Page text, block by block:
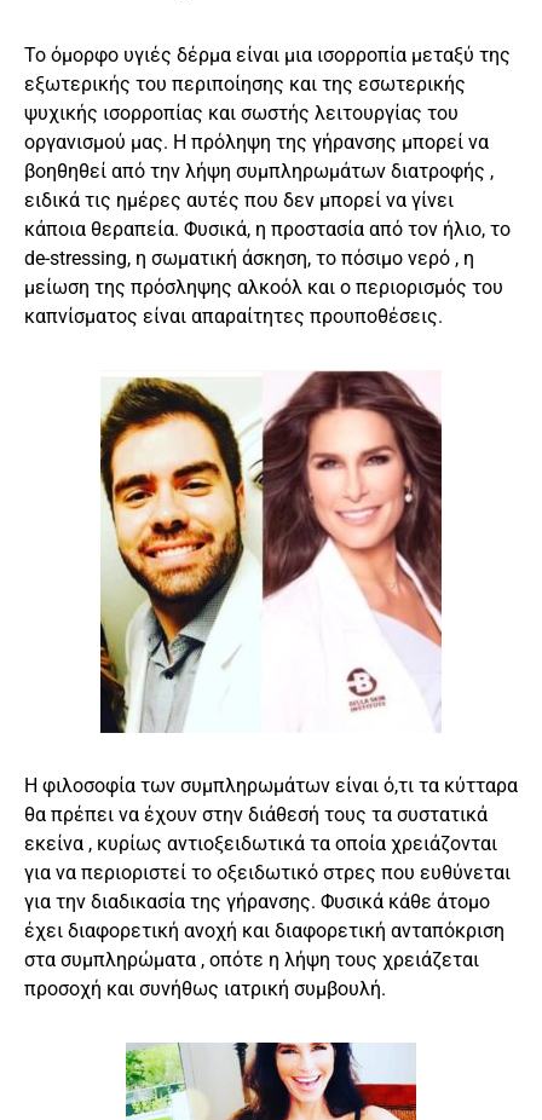
Το όμορφο υγιές δέρμα είναι μια ισορροπία μεταξύ της
εξωτερικής του περιποίησης και της εσωτερικής
ψυχικής ισορροπίας και σωστής λειτουργίας του
οργανισμού μας. Η πρόληψη της γήρανσης μπορεί να
βοηθηθεί από την λήψη συμπληρωμάτων διατροφής ,
ειδικά τις ημέρες αυτές που δεν μπορεί να γίνει
κάποια θεραπεία. Φυσικά, η προστασία από τον ήλιο, το
de-stressing, η σωματική άσκηση, το πόσιμο νερό , η
μείωση της πρόσληψης αλκοόλ και ο περιορισμός του
καπνίσματος είναι απαραίτητες προυποθέσεις.
Η φιλοσοφία των συμπληρωμάτων είναι ό,τι τα κύτταρα
θα πρέπει να έχουν στην διάθεσή τους τα συστατικά
εκείνα , κυρίως αντιοξειδωτικά τα οποία χρειάζονται
για να περιοριστεί το οξειδωτικό στρες που ευθύνεται
για την διαδικασία της γήρανσης. Φυσικά κάθε άτομο
έχει διαφορετική ανοχή και διαφορετική ανταπόκριση
στα συμπληρώματα , οπότε η λήψη τους χρειάζεται
προσοχή και συνήθως ιατρική συμβουλή.